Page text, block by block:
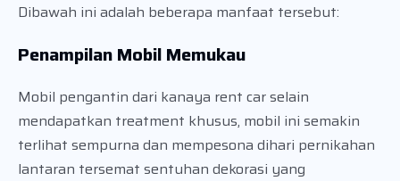
Dibawah ini adalah beberapa manfaat tersebut:
Penampilan Mobil Memukau
Mobil pengantin dari kanaya rent car selain
mendapatkan treatment khusus, mobil ini semakin
terlihat sempurna dan mempesona dihari pernikahan
lantaran tersemat sentuhan dekorasi yang